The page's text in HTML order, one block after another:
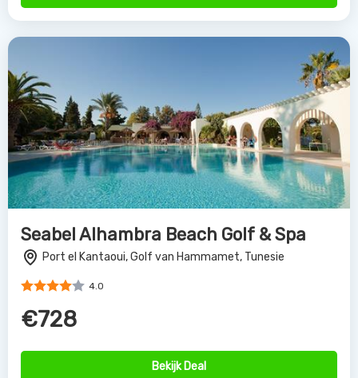
Seabel Alhambra Beach Golf & Spa
Port el Kantaoui, Golf van Hammamet, Tunesie
4.0
€728
Bekijk Deal